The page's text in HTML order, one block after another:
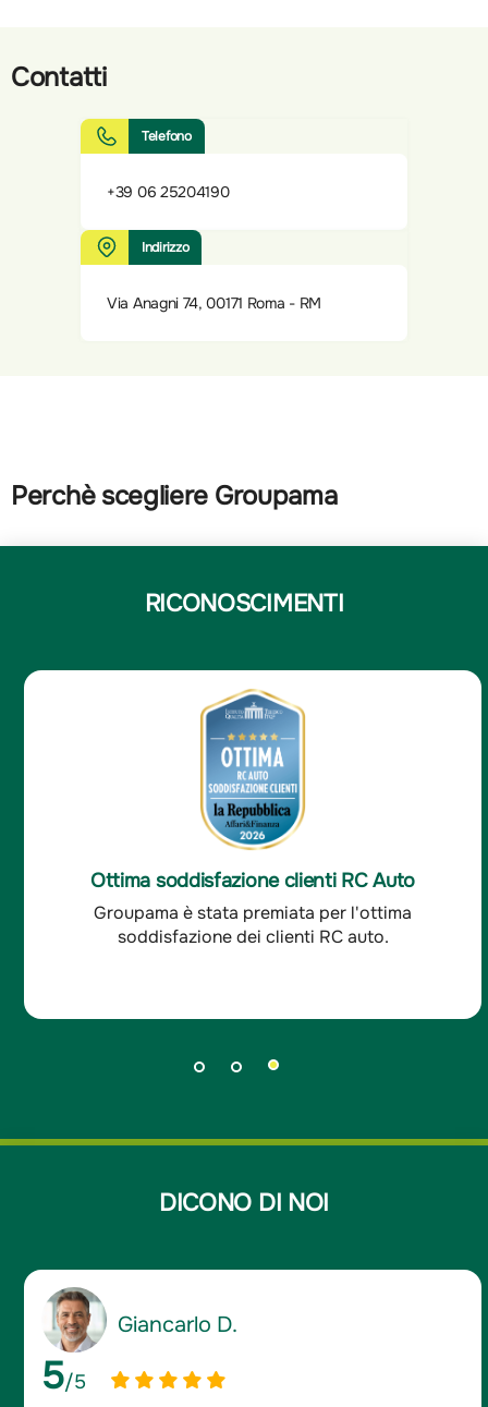
Contatti
Telefono
+39 06 25204190
Indirizzo
Via Anagni 74, 00171 Roma - RM
Perchè scegliere Groupama
RICONOSCIMENTI
Ottima soddisfazione clienti RC Auto
Groupama è stata premiata per l'ottima
soddisfazione dei clienti RC auto.
DICONO DI NOI
Giancarlo D.
5/5